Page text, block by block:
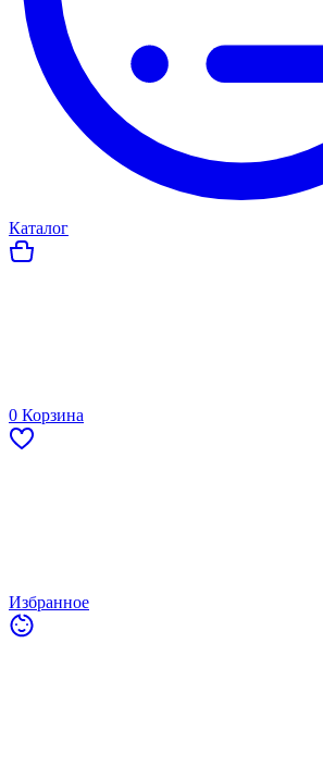
Каталог
0 Корзина
Избранное